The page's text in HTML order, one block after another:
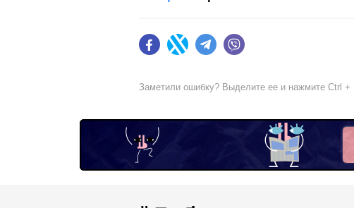
FacebookTwitter Telegram
Заметили ошибку? Выделите ее и нажмите Ctrl +